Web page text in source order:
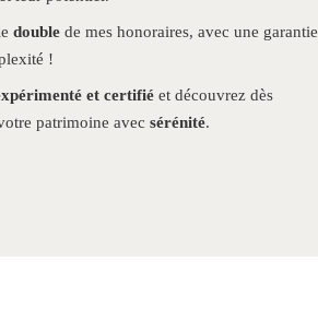
double de mes honoraires, avec une garantie
!
et certifié et découvrez dès
patrimoine avec sérénité.